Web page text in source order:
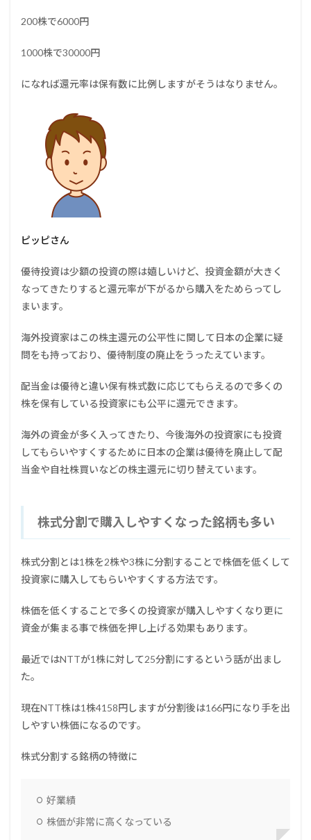
200株で6000円
1000株で30000円
になれば還元率は保有数に比例しますがそうはなりません。
ピッピさん
優待投資は少額の投資の際は嬉しいけど、投資金額が大きく
なってきたりすると還元率が下がるから購入をためらってし
まいます。
海外投資家はこの株主還元の公平性に関して日本の企業に疑
問をも持っており、優待制度の廃止をうったえています。
配当金は優待と違い保有株式数に応じてもらえるので多くの
株を保有している投資家にも公平に還元できます。
海外の資金が多く入ってきたり、今後海外の投資家にも投資
してもらいやすくするために日本の企業は優待を廃止して配
当金や自社株買いなどの株主還元に切り替えています。
株式分割で購入しやすくなった銘柄も多い
株式分割とは1株を2株や3株に分割することで株価を低くして
投資家に購入してもらいやすくする方法です。
株価を低くすることで多くの投資家が購入しやすくなり更に
資金が集まる事で株価を押し上げる効果もあります。
最近ではNTTが1株に対して25分割にするという話が出まし
た。
現在NTT株は1株4158円しますが分割後は166円になり手を出
しやすい株価になるのです。
株式分割する銘柄の特徴に
好業績
株価が非常に高くなっている